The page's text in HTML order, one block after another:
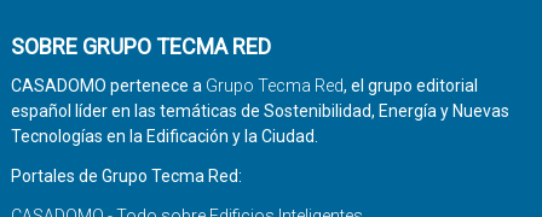
SOBRE GRUPO TECMA RED
CASADOMO pertenece a Grupo Tecma Red, el grupo editorial
español líder en las temáticas de Sostenibilidad, Energía y Nuevas
Tecnologías en la Edificación y la Ciudad.
Portales de Grupo Tecma Red: